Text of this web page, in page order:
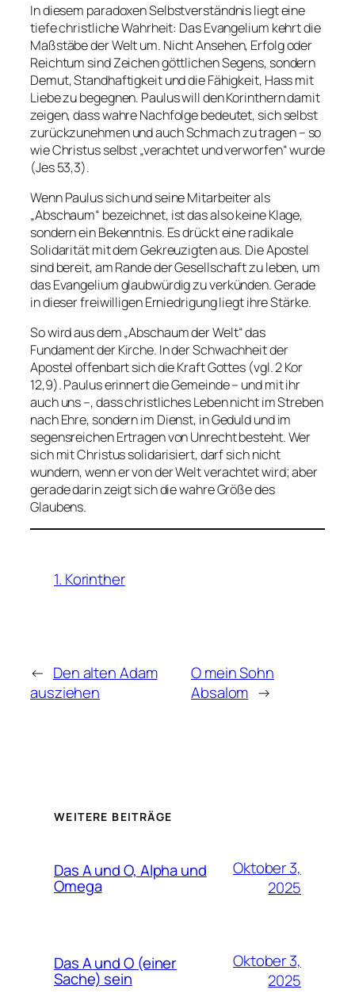
In diesem paradoxen Selbstverständnis liegt eine
tiefe christliche Wahrheit: Das Evangelium kehrt die
Maßstäbe der Welt um. Nicht Ansehen, Erfolg oder
Reichtum sind Zeichen göttlichen Segens, sondern
Demut, Standhaftigkeit und die Fähigkeit, Hass mit
Liebe zu begegnen. Paulus will den Korinthern damit
zeigen, dass wahre Nachfolge bedeutet, sich selbst
zurückzunehmen und auch Schmach zu tragen – so
wie Christus selbst „verachtet und verworfen“ wurde
(Jes 53,3).
Wenn Paulus sich und seine Mitarbeiter als
„Abschaum“ bezeichnet, ist das also keine Klage,
sondern ein Bekenntnis. Es drückt eine radikale
Solidarität mit dem Gekreuzigten aus. Die Apostel
sind bereit, am Rande der Gesellschaft zu leben, um
das Evangelium glaubwürdig zu verkünden. Gerade
in dieser freiwilligen Erniedrigung liegt ihre Stärke.
So wird aus dem „Abschaum der Welt“ das
Fundament der Kirche. In der Schwachheit der
Apostel offenbart sich die Kraft Gottes (vgl. 2 Kor
12,9). Paulus erinnert die Gemeinde – und mit ihr
auch uns –, dass christliches Leben nicht im Streben
nach Ehre, sondern im Dienst, in Geduld und im
segensreichen Ertragen von Unrecht besteht. Wer
sich mit Christus solidarisiert, darf sich nicht
wundern, wenn er von der Welt verachtet wird; aber
gerade darin zeigt sich die wahre Größe des
Glaubens.
1. Korinther
← Den alten Adam
ausziehen
O mein Sohn
Absalom →
WEITERE BEITRÄGE
Das A und O, Alpha und
Omega
Oktober 3,
2025
Das A und O (einer
Sache) sein
Oktober 3,
2025